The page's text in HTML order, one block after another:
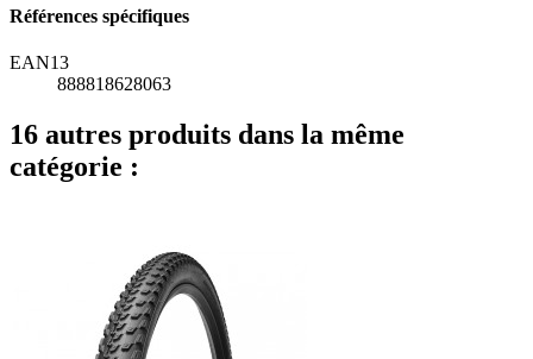
Références spécifiques
EAN13
888818628063
16 autres produits dans la même
catégorie :